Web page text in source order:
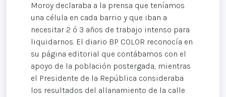
Moroy declaraba a la prensa que teníamos
una célula en cada barrio y que iban a
necesitar 2 ó 3 años de trabajo intenso para
liquidarnos. El diario BP COLOR reconocía en
su página editorial que contábamos con el
apoyo de la población postergada, mientras
el Presidente de la República consideraba
los resultados del allanamiento de la calle